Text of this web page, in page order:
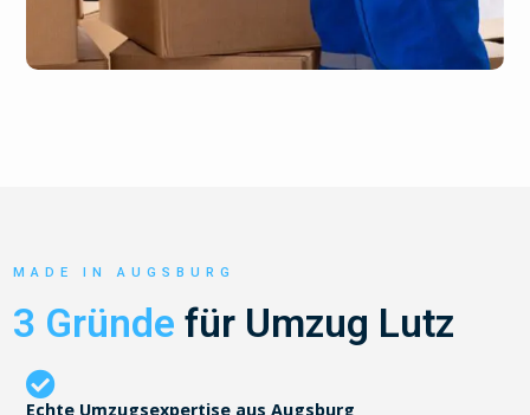
MADE IN AUGSBURG
3 Gründe für Umzug Lutz
Echte Umzugsexpertise aus Augsburg